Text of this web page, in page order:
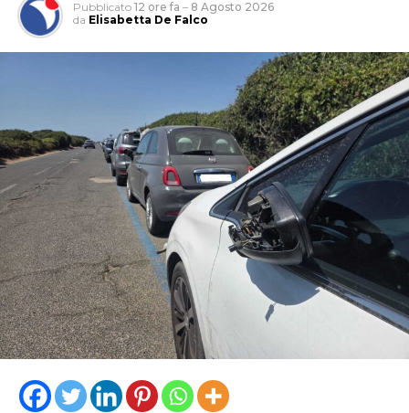
Pubblicato 12 ore fa – 8 Agosto 2026
da Elisabetta De Falco